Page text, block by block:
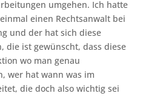
umgehen. Ich hatte
einen Rechtsanwalt bei
und der hat sich diese
die ist gewünscht, dass diese
wo man genau
wer hat wann was im
die doch also wichtig sei